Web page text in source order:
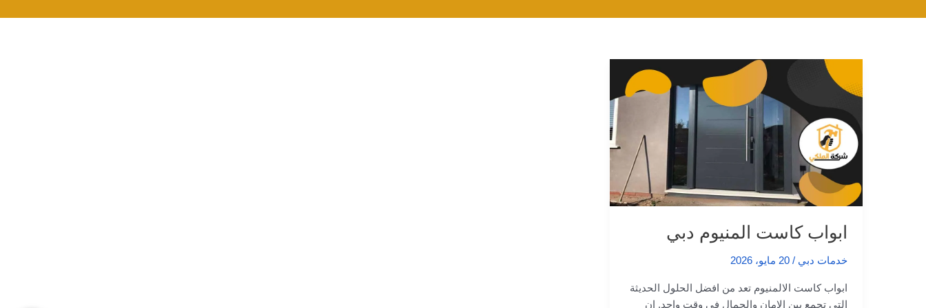
ابواب كاست المنيوم دبي
خدمات دبي /20 مايو، 2026
ابواب كاست الالمنيوم تعد من افضل الحلول الحديثة
التي تجمع بين الامان والجمال في وقت واحد. إن